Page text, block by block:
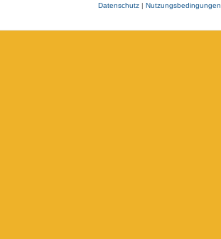
Datenschutz| Nutzungsbedingungen